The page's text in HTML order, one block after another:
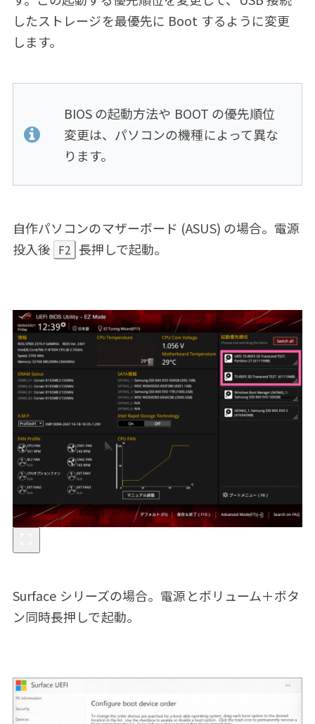
したストレージを最優先に Boot するように変更
します。
BIOS の起動方法や BOOT の優先順位
変更は、パソコンの機種によって異な
ります。
自作パソコンのマザーボード (ASUS) の場合。電源
投入後 F2 長押しで起動。
Surface シリーズの場合。電源とボリューム＋ボタ
ン同時長押しで起動。